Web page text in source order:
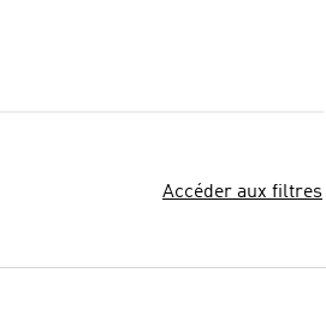
Accéder aux filtres